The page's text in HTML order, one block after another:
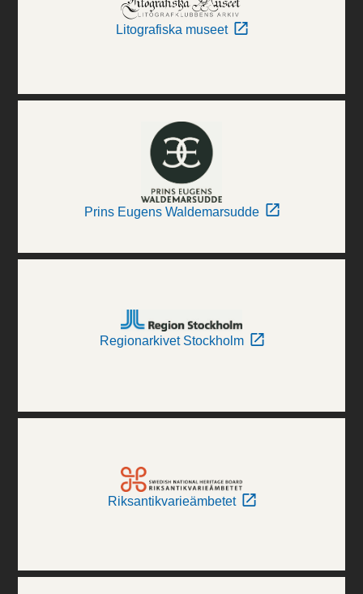
Litografiska museet
Prins Eugens Waldemarsudde
Regionarkivet Stockholm
Riksantikvarieämbetet